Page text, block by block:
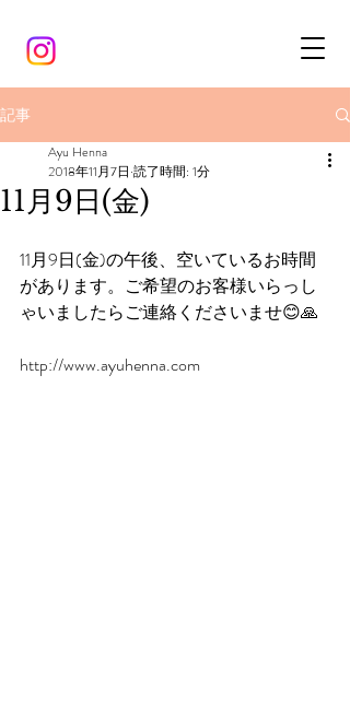
記事
11月9日(金)
Ayu Henna
2018年11月7日 読了時間: 1分
11月9日(金)の午後、空いているお時間
があります。ご希望のお客様いらっし
ゃいましたらご連絡くださいませ😊🙏
http://www.ayuhenna.com